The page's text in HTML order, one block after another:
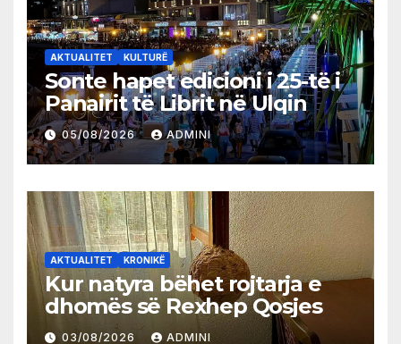
AKTUALITET KULTURË
Sonte hapet edicioni i 25-të i
Panairit të Librit në Ulqin
05/08/2026 ADMINI
AKTUALITET KRONIKË
Kur natyra bëhet rojtarja e
dhomës së Rexhep Qosjes
03/08/2026 ADMINI